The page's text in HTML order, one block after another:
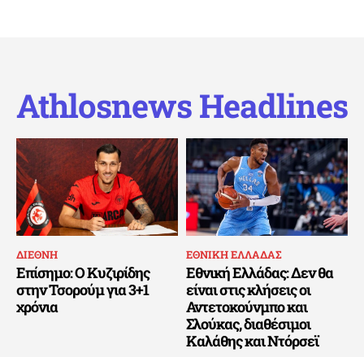
Athlosnews Headlines
ΔΙΕΘΝΗ
Επίσημο: Ο Κυζιρίδης
στην Τσορούμ για 3+1
χρόνια
ΕΘΝΙΚΗ ΕΛΛΑΔΑΣ
Εθνική Ελλάδας: Δεν θα
είναι στις κλήσεις οι
Αντετοκούνμπο και
Σλούκας, διαθέσιμοι
Καλάθης και Ντόρσεϊ